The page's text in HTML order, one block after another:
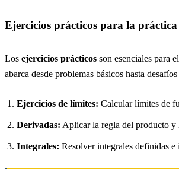
Ejercicios prácticos para la práctica
Los ejercicios prácticos son esenciales para
abarca desde problemas básicos hasta
Ejercicios de límites: Calcular límites de
Derivadas: Aplicar la regla del producto y
Integrales: Resolver integrales definidas